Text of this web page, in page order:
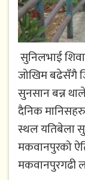
सुनिलभाई
जोखिम बढेसँगै
सुनसान बन्न
दैनिक
स्थल यतिबेला
मकवानपुरको
मकवानपुरगढी